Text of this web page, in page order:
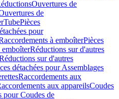
Ouvertures de
de
Pièces
pour
à emboîterPièces
emboîterRéductions sur d'autres
sur d'autres
détachées pour Assemblages
Raccordements aux
aux appareilsCoudes
pour Coudes de